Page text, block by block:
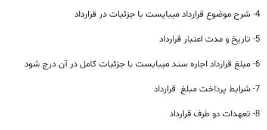
4- شرح موضوع قرارداد میبایست با جزئیات در قرارداد
5- تاریخ و مدت اعتبار قرارداد
6- مبلغ قرارداد اجاره سند میبایست با جزئیات کامل در آن درج شود
7- شرایط پرداخت مبلغ قرارداد
8- تعهدات دو طرف قرارداد